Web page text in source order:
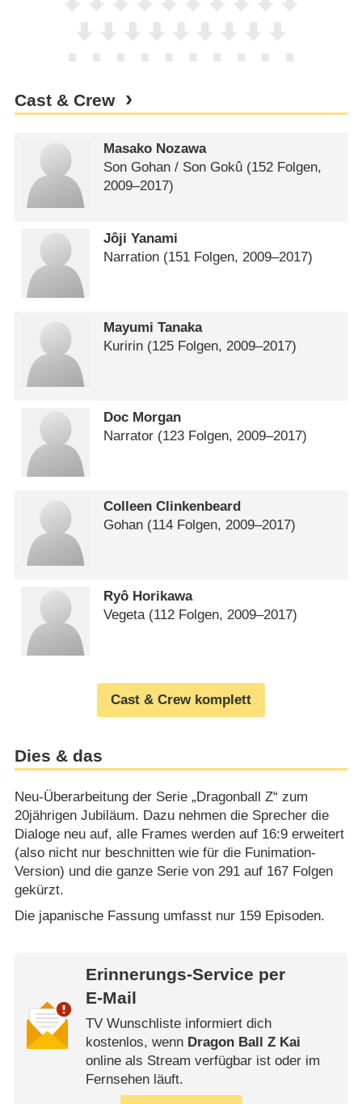
Cast & Crew
Masako Nozawa
Son Gohan /​ Son Gokû (152 Folgen,
2009⁠–⁠2017)
Jôji Yanami
Narration (151 Folgen, 2009⁠–⁠2017)
Mayumi Tanaka
Kuririn (125 Folgen, 2009⁠–⁠2017)
Doc Morgan
Narrator (123 Folgen, 2009⁠–⁠2017)
Colleen Clinkenbeard
Gohan (114 Folgen, 2009⁠–⁠2017)
Ryô Horikawa
Vegeta (112 Folgen, 2009⁠–⁠2017)
Cast & Crew komplett
Dies & das
Neu-Überarbeitung der Serie „Dragonball Z“ zum
20jährigen Jubiläum. Dazu nehmen die Sprecher die
Dialoge neu auf, alle Frames werden auf 16:9 erweitert
(also nicht nur beschnitten wie für die Funimation-
Version) und die ganze Serie von 291 auf 167 Folgen
gekürzt.
Die japanische Fassung umfasst nur 159 Episoden.
Erinnerungs-Service per
E-Mail
TV Wunschliste informiert dich
kostenlos, wenn Dragon Ball Z Kai
online als Stream verfügbar ist oder im
Fernsehen läuft.